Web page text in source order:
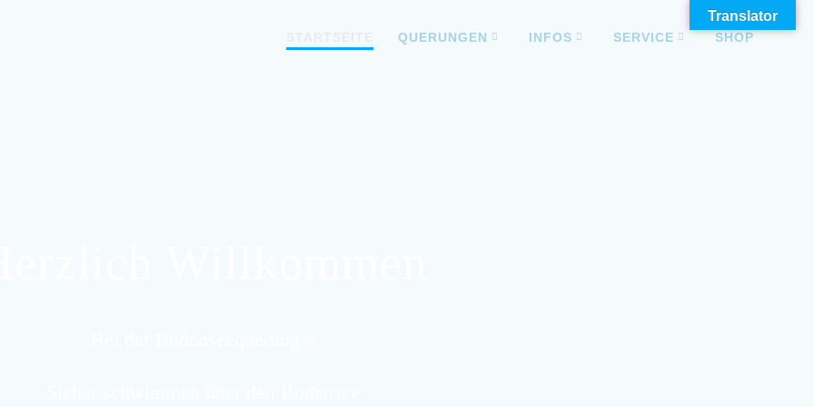
QUERUNGEN INFOS SERVICE SHOP
Translator